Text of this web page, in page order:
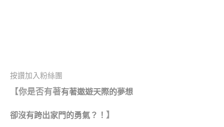
按讚加入粉絲團
【你是否有著有著遨遊天際的夢想
卻沒有跨出家門的勇氣？！ 】